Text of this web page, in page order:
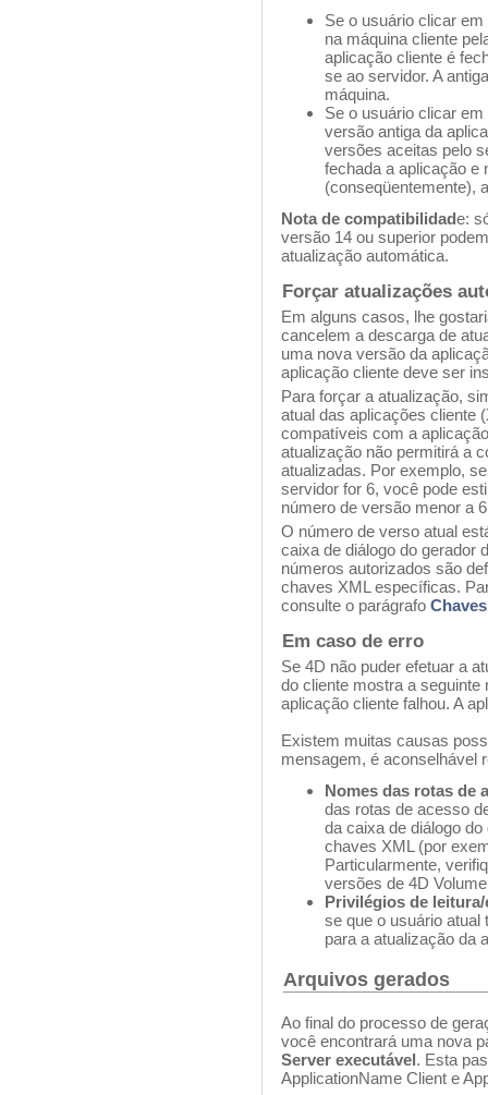
Se o usuário clicar em
na máquina cliente
aplicação cliente é
se ao servidor. A
máquina.
Se o usuário clicar em
versão antiga da
versões aceitas pelo
fechada a aplicação e
(conseqüentemente),
Nota de compatibilidade:
versão 14 ou superior
atualização automática.
Forçar atualizações
Em alguns casos, lhe
cancelem a descarga de
uma nova versão da
aplicação cliente deve ser
Para forçar a atualização,
atual das aplicações cliente
compatíveis com a
atualização não permitirá a
atualizadas. Por exemplo,
servidor for 6, você pode
número de versão menor a
O número de verso atual
caixa de diálogo do gerador
números autorizados são
chaves XML específicas.
consulte o parágrafo
Em caso de erro
Se 4D não puder efetuar a
do cliente mostra a seguinte
aplicação cliente falhou. A
Existem muitas causas
mensagem, é aconselhável
Nomes das rotas de
das rotas de acesso
da caixa de diálogo
chaves XML (por
Particularmente,
versões de 4D
Privilégios de
se que o usuário
para a atualização da
Arquivos gerados
Ao final do processo de
você encontrará uma nova
Server executável. Esta
ApplicationName Client e